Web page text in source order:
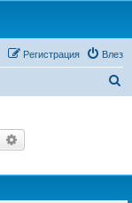
Влез
Регистрация
Търсене